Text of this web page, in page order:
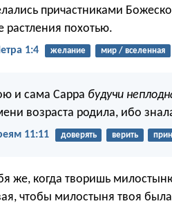
причастниками
растления похотью.
1:4 желание мир / вселенная
и сама Сарра будучи
возраста родила, ибо
11:11 доверять верить
же, когда творишь
чтобы милостыня твоя